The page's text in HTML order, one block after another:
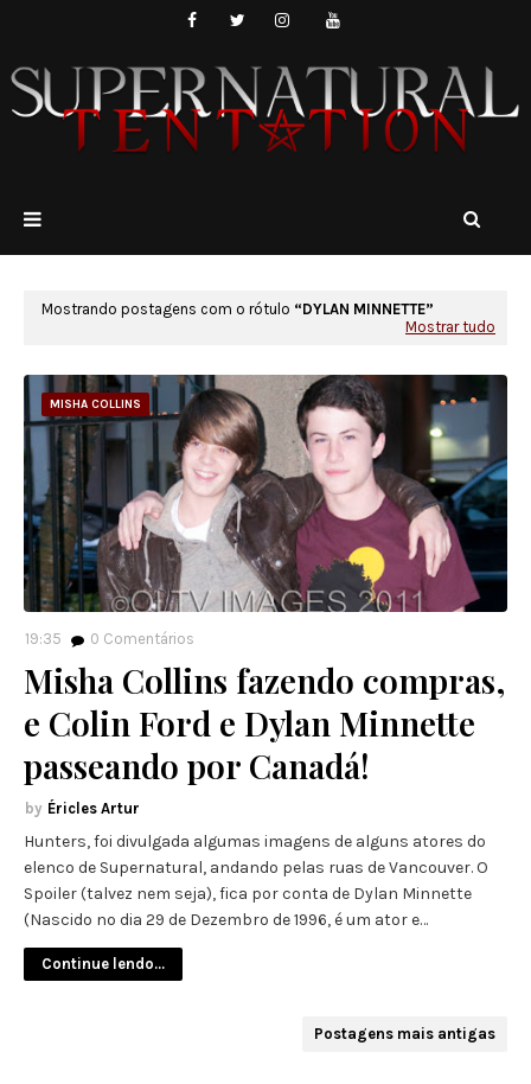
Mostrando postagens com o rótulo
DYLAN MINNETTE
Mostrar tudo
MISHA COLLINS
19:35 0 Comentários
Misha Collins fazendo compras,
e Colin Ford e Dylan Minnette
passeando por Canadá!
Éricles Artur
Hunters, foi divulgada algumas imagens de alguns atores do
elenco de Supernatural, andando pelas ruas de Vancouver. O
Spoiler (talvez nem seja), fica por conta de Dylan Minnette
(Nascido no dia 29 de Dezembro de 1996, é um ator e…
Continue lendo...
Postagens mais antigas